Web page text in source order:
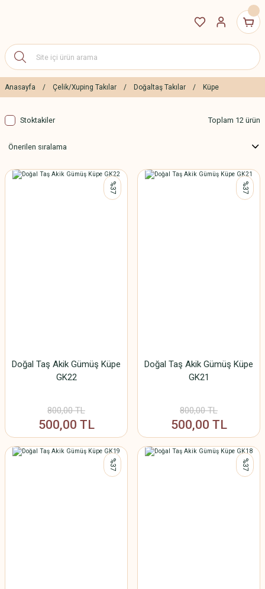
Anasayfa Çelik/Xuping Takılar Doğaltaş Takılar Küpe
Stoktakiler Toplam 12 ürün
%37
Doğal Taş Akik Gümüş Küpe
GK22
800,00 TL
500,00 TL
%37
Doğal Taş Akik Gümüş Küpe
GK21
800,00 TL
500,00 TL
%37 %37